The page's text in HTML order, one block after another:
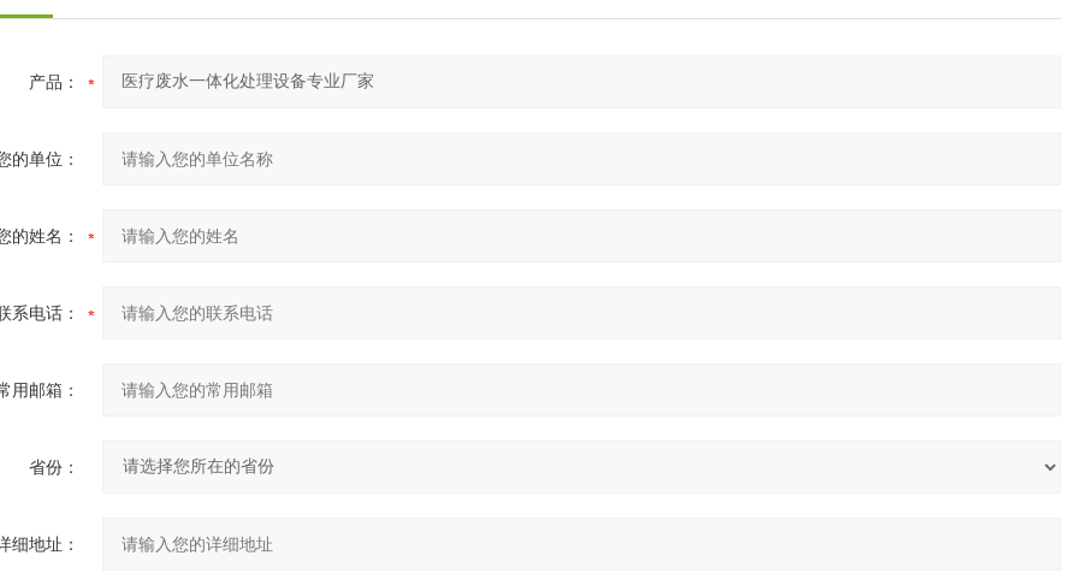
产品：
的单位：
的姓名：
系电话：
用邮箱：
省份：
细地址：